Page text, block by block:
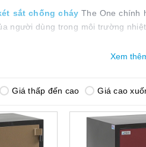
sắt chống cháy The One chính
người dùng trong môi trường
One
Xem
Giá thấp đến cao Giá cao